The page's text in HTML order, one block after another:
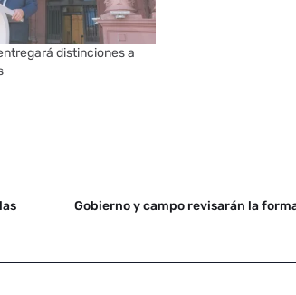
distinciones a
Gobierno y campo revisarán la